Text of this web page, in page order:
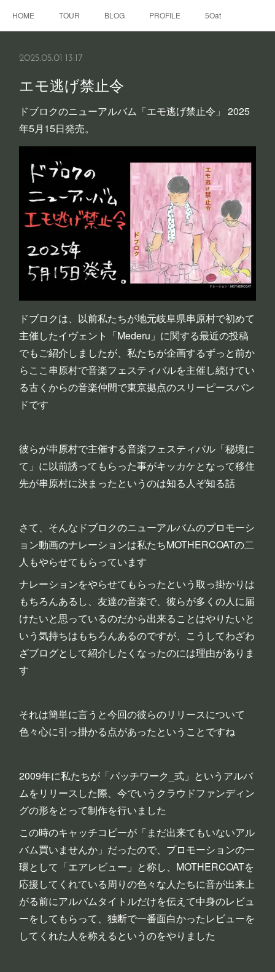
HOME TOUR BLOG PROFILE 5Oat
2025.05.01 13:17
エモ逃げ禁止令
ドブロクのニューアルバム「エモ逃げ禁止令」 2025
年5月15日発売。
ドブロクは、以前私たちが地元岐阜県串原村で初めて
主催したイヴェント「Mederu」に関する最近の投稿
でもご紹介しましたが、私たちが企画するずっと前か
らここ串原村で音楽フェスティバルを主催し続けてい
る古くからの音楽仲間で東京拠点のスリーピースバン
ドです
彼らが串原村で主催する音楽フェスティバル「秘境に
て」に以前誘ってもらった事がキッカケとなって移住
先が串原村に決まったというのは知る人ぞ知る話
さて、そんなドブロクのニューアルバムのプロモーシ
ョン動画のナレーションは私たちMOTHERCOATの二
人もやらせてもらっています
ナレーションをやらせてもらったという取っ掛かりは
もちろんあるし、友達の音楽で、彼らが多くの人に届
けたいと思っているのだから出来ることはやりたいと
いう気持ちはもちろんあるのですが、こうしてわざわ
ざブログとして紹介したくなったのには理由がありま
す
それは簡単に言うと今回の彼らのリリースについて
色々心に引っ掛かる点があったということですね
2009年に私たちが「パッチワーク_式」というアルバ
ムをリリースした際、今でいうクラウドファンディン
グの形をとって制作を行いました
この時のキャッチコピーが「まだ出来てもいないアル
バム買いませんか」だったので、プロモーションの一
環として「エアレビュー」と称し、MOTHERCOATを
応援してくれている周りの色々な人たちに音が出来上
がる前にアルバムタイトルだけを伝えて中身のレビュ
ーをしてもらって、独断で一番面白かったレビューを
してくれた人を称えるというのをやりました